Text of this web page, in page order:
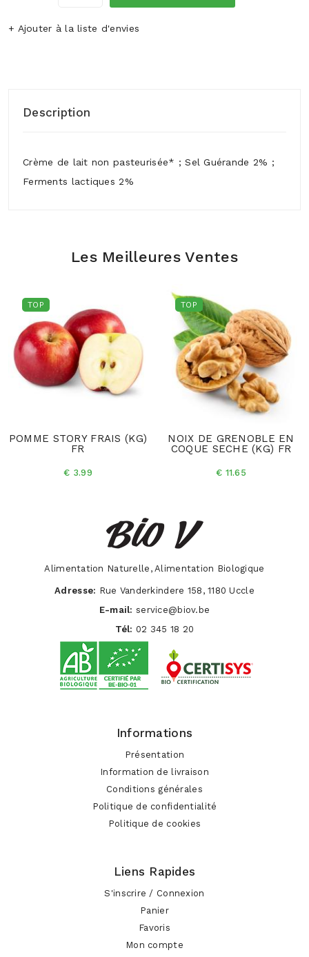
+ Ajouter à la liste d'envies
Description
Crème de lait non pasteurisée* ; Sel Guérande 2% ;
Ferments lactiques 2%
Les Meilleures Ventes
TOP
POMME STORY FRAIS (KG)
FR
€ 3.99
TOP
NOIX DE GRENOBLE EN
COQUE SECHE (KG) FR
€ 11.65
Alimentation Naturelle, Alimentation Biologique
Adresse: Rue Vanderkindere 158, 1180 Uccle
E-mail: service@biov.be
Tél: 02 345 18 20
Informations
Présentation
Information de livraison
Conditions générales
Politique de confidentialité
Politique de cookies
Liens Rapides
S'inscrire / Connexion
Panier
Favoris
Mon compte